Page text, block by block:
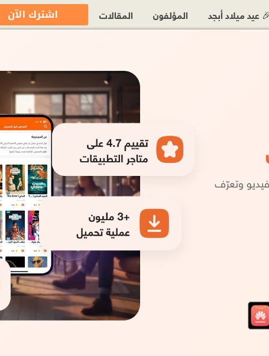
عيد ميلاد أبجد المؤلفون المقالات اشترك الآن